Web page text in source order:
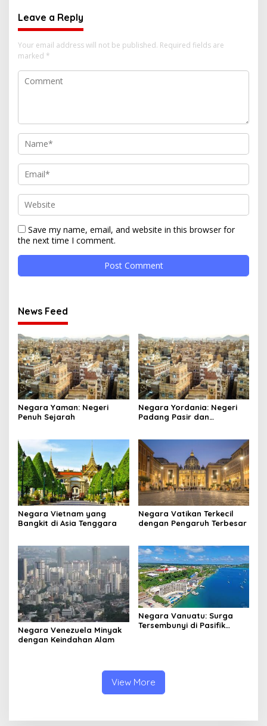
Leave a Reply
Your email address will not be published. Required fields are
marked *
Save my name, email, and website in this browser for
the next time I comment.
News Feed
Negara Yaman: Negeri
Penuh Sejarah
Negara Yordania: Negeri
Padang Pasir dan
Negara Vietnam yang
Bangkit di Asia Tenggara
Negara Vatikan Terkecil
dengan Pengaruh Terbesar
Negara Venezuela Minyak
dengan Keindahan Alam
Negara Vanuatu: Surga
Tersembunyi di Pasifik
View More